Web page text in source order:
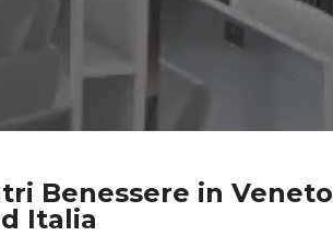
Benessere in Veneto
Italia